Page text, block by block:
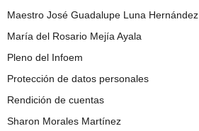
Maestro José Guadalupe Luna Hernández
María del Rosario Mejía Ayala
Pleno del Infoem
Protección de datos personales
Rendición de cuentas
Sharon Morales Martínez